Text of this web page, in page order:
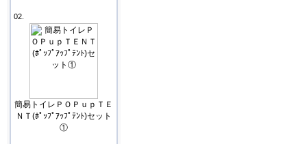
02.
簡易トイレＰＯＰｕｐＴＥ
ＮＴ(ﾎﾟｯﾌﾟｱｯﾌﾟﾃﾝﾄ)セット
①